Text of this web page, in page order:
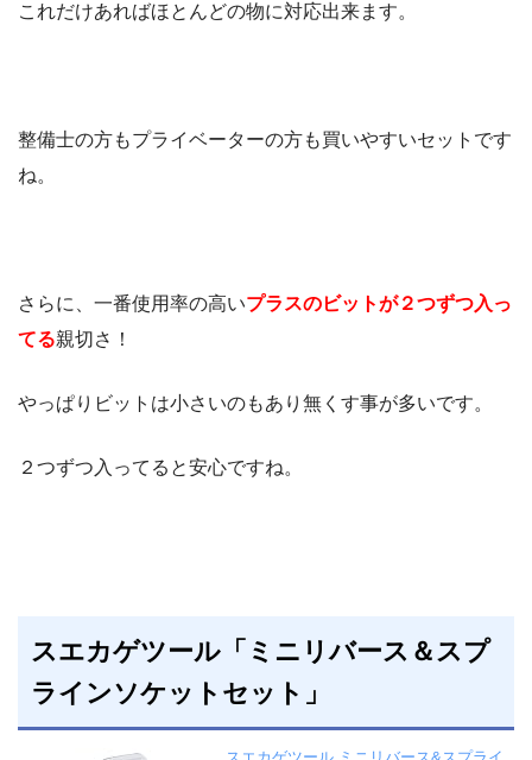
これだけあればほとんどの物に対応出来ます。
整備士の方もプライベーターの方も買いやすいセットです
ね。
さらに、一番使用率の高いプラスのビットが２つずつ入っ
てる親切さ！
やっぱりビットは小さいのもあり無くす事が多いです。
２つずつ入ってると安心ですね。
スエカゲツール「ミニリバース＆スプ
ラインソケットセット」